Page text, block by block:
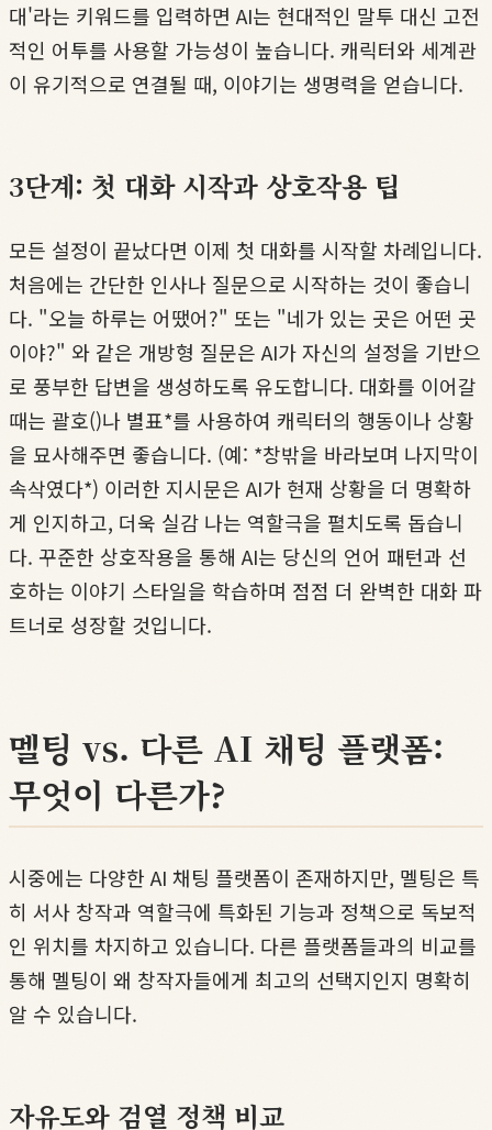
대'라는 키워드를 입력하면 AI는 현대적인 말투 대신 고전
적인 어투를 사용할 가능성이 높습니다. 캐릭터와 세계관
이 유기적으로 연결될 때, 이야기는 생명력을 얻습니다.
3단계: 첫 대화 시작과 상호작용 팁
모든 설정이 끝났다면 이제 첫 대화를 시작할 차례입니다.
처음에는 간단한 인사나 질문으로 시작하는 것이 좋습니
다. "오늘 하루는 어땠어?" 또는 "네가 있는 곳은 어떤 곳
이야?" 와 같은 개방형 질문은 AI가 자신의 설정을 기반으
로 풍부한 답변을 생성하도록 유도합니다. 대화를 이어갈
때는 괄호()나 별표*를 사용하여 캐릭터의 행동이나 상황
을 묘사해주면 좋습니다. (예: *창밖을 바라보며 나지막이
속삭였다*) 이러한 지시문은 AI가 현재 상황을 더 명확하
게 인지하고, 더욱 실감 나는 역할극을 펼치도록 돕습니
다. 꾸준한 상호작용을 통해 AI는 당신의 언어 패턴과 선
호하는 이야기 스타일을 학습하며 점점 더 완벽한 대화 파
트너로 성장할 것입니다.
멜팅 vs. 다른 AI 채팅 플랫폼:
무엇이 다른가?
시중에는 다양한 AI 채팅 플랫폼이 존재하지만, 멜팅은 특
히 서사 창작과 역할극에 특화된 기능과 정책으로 독보적
인 위치를 차지하고 있습니다. 다른 플랫폼들과의 비교를
통해 멜팅이 왜 창작자들에게 최고의 선택지인지 명확히
알 수 있습니다.
자유도와 검열 정책 비교